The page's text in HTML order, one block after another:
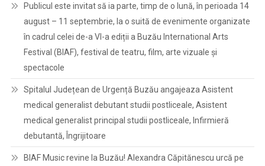
Publicul este invitat să ia parte, timp de o lună, în perioada 14
august – 11 septembrie, la o suită de evenimente organizate
în cadrul celei de-a VI-a ediții a Buzău International Arts
Festival (BIAF), festival de teatru, film, arte vizuale și
spectacole
Spitalul Județean de Urgență Buzău angajeaza Asistent
medical generalist debutant studii postliceale, Asistent
medical generalist principal studii postliceale, Infirmieră
debutantă, Îngrijitoare
BIAF Music revine la Buzău! Alexandra Căpitănescu urcă pe